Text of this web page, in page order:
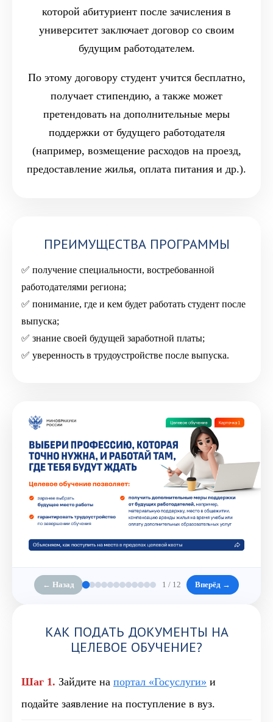
которой абитуриент после зачисления в
университет заключает договор со своим
будущим работодателем.
По этому договору студент учится бесплатно,
получает стипендию, а также может
претендовать на дополнительные меры
поддержки от будущего работодателя
(например, возмещение расходов на проезд,
предоставление жилья, оплата питания и др.).
ПРЕИМУЩЕСТВА ПРОГРАММЫ
получение специальности, востребованной
работодателями региона;
понимание, где и кем будет работать студент после
выпуска;
знание своей будущей заработной платы;
уверенность в трудоустройстве после выпуска.
← Назад 1 / 12 Вперёд →
КАК ПОДАТЬ ДОКУМЕНТЫ НА
ЦЕЛЕВОЕ ОБУЧЕНИЕ?
Шаг 1. Зайдите на портал «Госуслуги» и
подайте заявление на поступление в вуз.